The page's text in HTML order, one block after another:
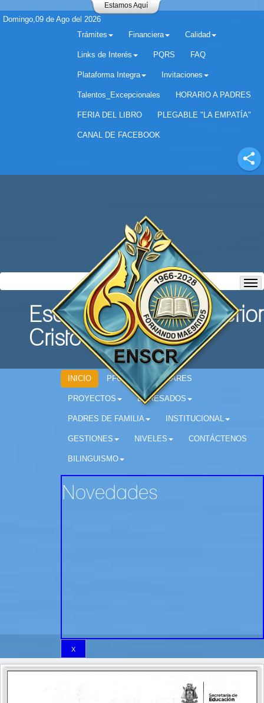
Estamos Aquí
Domingo,09 de Ago del 2026
Trámites
Financiera Calidad
Links de Interés PQRS FAQ
Plataforma Integra Invitaciones
Talentos_Excepcionales HORARIO A PADRES
FERIA DEL LIBRO PLEGABLE "LA EMPATÍA"
CANAL DE FACEBOOK
Escuela Normal Superior
Cristo Rey
INICIO PFC CIRCULARES
PROYECTOS EGRESADOS
PADRES DE FAMILIA INSTITUCIONAL
GESTIONES NIVELES CONTÁCTENOS
BILINGUISMO
Novedades